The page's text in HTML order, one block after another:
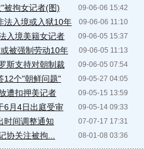
09-06-06 15:42
被拘女记者(图)
09-06-06 11:10
法入境或入狱10年
09-06-05 15:37
入境美籍女记者
09-06-05 11:13
被强制劳动10年
09-06-05 07:54
斯支持对朝制裁
09-05-27 04:05
12个"朝鲜问题"
09-05-15 13:59
遭扣押美记者
09-05-14 09:33
6月4日出庭受审
07-07-17 17:31
时间调整通知
08-01-08 03:36
协关注被拘...